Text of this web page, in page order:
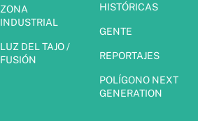
ZONA
INDUSTRIAL
LUZ DEL TAJO /
FUSIÓN
HISTÓRICAS
GENTE
REPORTAJES
POLÍGONO NEXT
GENERATION